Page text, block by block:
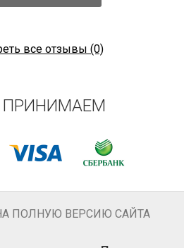
все отзывы (0)
ПОЛНУЮ ВЕРСИЮ САЙТА